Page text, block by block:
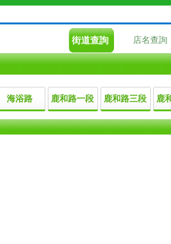
街道查詢 店名查詢
海浴路 鹿和路一段 鹿和路三段 鹿